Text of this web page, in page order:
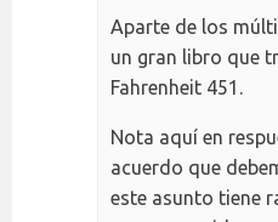
Aparte de los
un gran libro que
Fahrenheit 451.
Nota aquí en
acuerdo que
este asunto tiene